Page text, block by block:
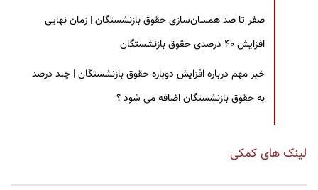
صفر تا صد همسان‌سازی حقوق بازنشستگان | زمان نهایی
افزایش ۴۰ درصدی حقوق بازنشستگان
خبر مهم درباره افزایش دوباره حقوق بازنشستگان | چند درصد
به حقوق بازنشستگان اضافه می شود ؟
لینک های کمکی